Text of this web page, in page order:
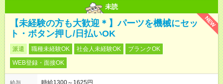
未読
NEW
【未経験の方も大歓迎＊】パーツを機械にセッ
ト・ボタン押し/日払いOK
派遣 職種未経験OK 社会人未経験OK
ブランクOK
WEB登録・面接OK
給与
時給1300～1625円